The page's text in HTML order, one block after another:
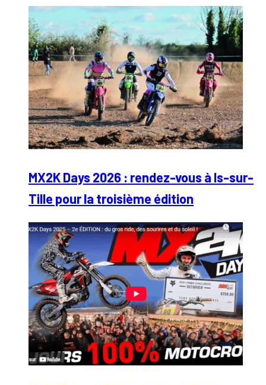
MX2K Days 2026 : rendez-vous à Is-sur-
Tille pour la troisième édition